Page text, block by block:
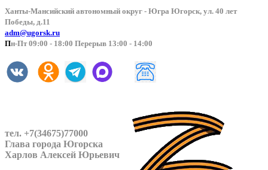
Ханты-Мансийский автономный округ - Югра Югорск, ул. 40 лет
Победы, д.11
adm@ugorsk.ru
Пн-Пт 09:00 - 18:00 Перерыв 13:00 - 14:00
тел. +7(34675)77000
Глава города Югорска
Харлов Алексей Юрьевич